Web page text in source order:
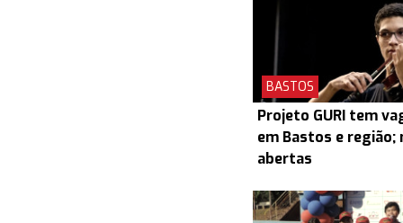
BASTOS
Projeto GURI tem
em Bastos e
abertas